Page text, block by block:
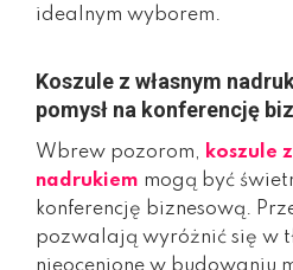
idealnym wyborem.
Koszule z własnym
pomysł na konferencję
Wbrew pozorom, koszule
nadrukiem mogą być
konferencję biznesową.
pozwalają wyróżnić się w
nieocenione w budowaniu